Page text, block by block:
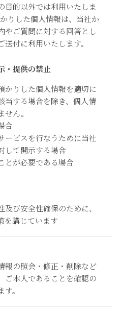
目的以外では利用いたしま
りした個人情報は、当社か
やご質問に対する回答とし
付に利用いたします。
・提供の禁止
かりした個人情報を適切に
当する場合を除き、個人情
ん。
合
ービスを行なうために当社
して開示する場合
とが必要である場合
び安全性確保のために、
を講じています
報の照会・修正・削除など
ご本人であることを確認の
。